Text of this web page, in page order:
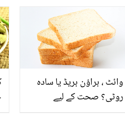
وائٹ ، براؤن بریڈ یا سادہ
روٹی؟ صحت کے لیے